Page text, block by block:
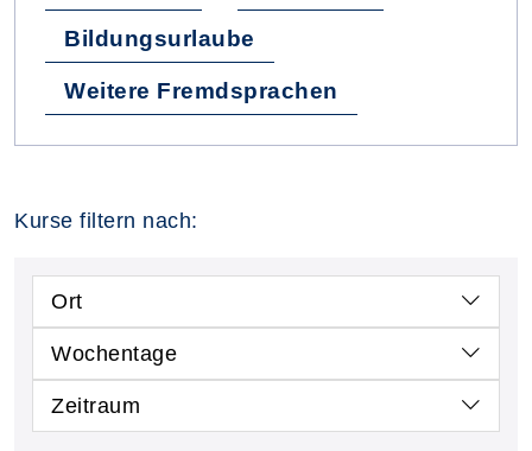
Bildungsurlaube
Weitere Fremdsprachen
Kurse filtern nach:
Ort
Wochentage
Zeitraum